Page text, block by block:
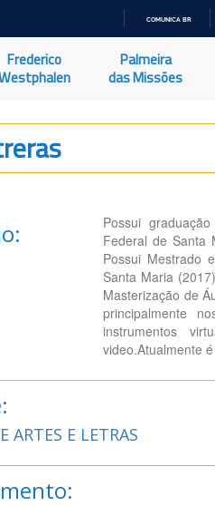
O
COMUNICA BR
Frederico
Palmeira
das Missões
Possui
Federal de Santa
Possui Mestrado
Santa Maria
Masterização de
principalmente
instrumentos
video.Atualmente
ARTES E LETRAS